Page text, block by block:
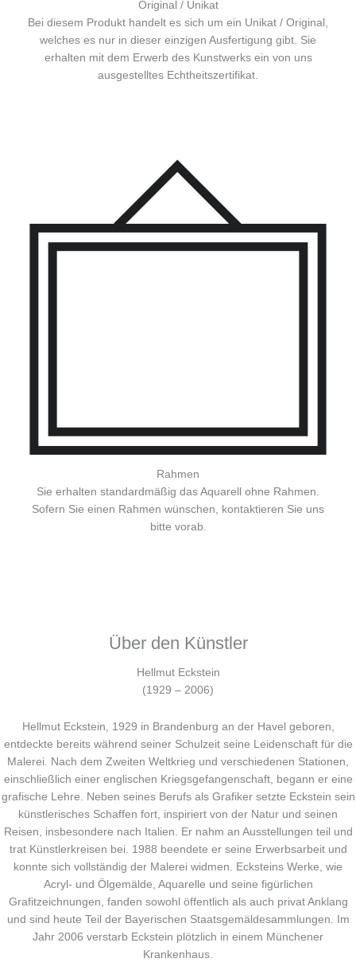
Original / Unikat
Bei diesem Produkt handelt es sich um ein Unikat / Original,
welches es nur in dieser einzigen Ausfertigung gibt. Sie
erhalten mit dem Erwerb des Kunstwerks ein von uns
ausgestelltes Echtheitszertifikat.
Rahmen
Sie erhalten standardmäßig das Aquarell ohne Rahmen.
Sofern Sie einen Rahmen wünschen, kontaktieren Sie uns
bitte vorab.
Über den Künstler
Hellmut Eckstein
(1929 – 2006)
Hellmut Eckstein, 1929 in Brandenburg an der Havel geboren,
entdeckte bereits während seiner Schulzeit seine Leidenschaft für die
Malerei. Nach dem Zweiten Weltkrieg und verschiedenen Stationen,
einschließlich einer englischen Kriegsgefangenschaft, begann er eine
grafische Lehre. Neben seines Berufs als Grafiker setzte Eckstein sein
künstlerisches Schaffen fort, inspiriert von der Natur und seinen
Reisen, insbesondere nach Italien. Er nahm an Ausstellungen teil und
trat Künstlerkreisen bei. 1988 beendete er seine Erwerbsarbeit und
konnte sich vollständig der Malerei widmen. Ecksteins Werke, wie
Acryl- und Ölgemälde, Aquarelle und seine figürlichen
Grafitzeichnungen, fanden sowohl öffentlich als auch privat Anklang
und sind heute Teil der Bayerischen Staatsgemäldesammlungen. Im
Jahr 2006 verstarb Eckstein plötzlich in einem Münchener
Krankenhaus.